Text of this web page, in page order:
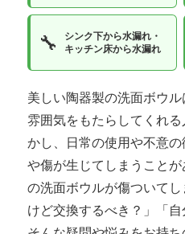
🔧
シンク下から水漏れ・
キッチン床から水漏れ
美しい陶器製の洗面ボウ
雰囲気をもたらしてくれ
かし、日常の使用や不意
や傷が生じてしまうこと
の洗面ボウルが傷ついて
けど交換するべき？」「自